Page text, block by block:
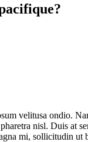
velitusa ondio.
nisl. Duis at
mi, sollicitudin ut